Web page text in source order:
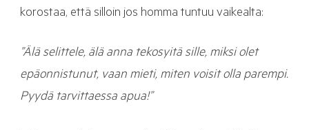
korostaa, että silloin jos homma tuntuu vaikealta:
”Älä selittele, älä anna tekosyitä sille, miksi olet
epäonnistunut, vaan mieti, miten voisit olla parempi.
Pyydä tarvittaessa apua!”